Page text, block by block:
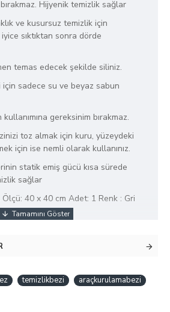
Hijyenik temizlik sağlar
ve kusursuz temizlik için
iyice sıktıktan sonra dörde
temas edecek şekilde siliniz.
için sadece su ve beyaz sabun
gereksinim bırakmaz.
toz almak için kuru, yüzeydeki
için ise nemli olarak kullanınız.
statik emiş gücü kısa sürede
sağlar
Ölçü: 40 x 40 cm Adet: 1 Renk : Gri
temizlikbezi
araçkurulamabezi